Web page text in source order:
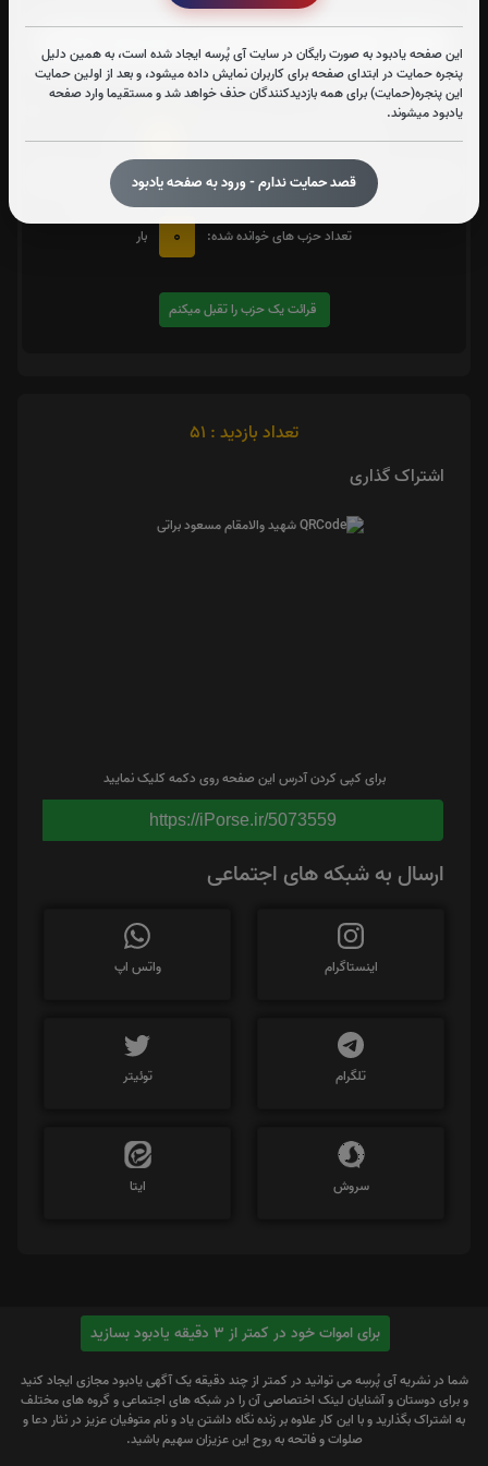
این صفحه یادبود به صورت رایگان در سایت آی پُرسه ایجاد شده است، به همین دلیل
پنجره حمایت در ابتدای صفحه برای کاربران نمایش داده میشود، و بعد از اولین حمایت
این پنجره(حمایت) برای همه بازدیدکنندگان حذف خواهد شد و مستقیما وارد صفحه
یادبود میشوند.
قصد حمایت ندارم - ورود به صفحه یادبود
زیارت شهدا
متن زیارت شهدا
تعداد دفعات ختم کل قرآن: 0 بار
در صورت تمایل با کلیک بر روی دکمه زیر قرائتیک حزبرا تقبل کنید. بعد از کلیک
کردن سامانه شماره و صوت اولین حزب خوانده نشده را نمایش میدهد
تعداد حزب های خوانده شده:
0 بار
قرائت یک حزب را تقبل میکنم
تعداد بازدید : 51
اشتراک گذاری
برای کپی کردن آدرس این صفحه روی دکمه کلیک نمایید
https://iPorse.ir/5073559
ارسال به شبکه های اجتماعی
اینستاگرام واتس اپ
تلگرام توئیتر
سروش ایتا
برای اموات خود در کمتر از 3 دقیقه یادبود بسازید
شما در نشریه آی پُرسِه می توانید در کمتر از چند دقیقه یک آگهی یادبود مجازی ایجاد کنید
و برای دوستان و آشنایان لینک اختصاصی آن را در شبکه های اجتماعی و گروه های مختلف
به اشتراک بگذارید و با این کار علاوه بر زنده نگاه داشتن یاد و نام متوفیان عزیز در نثار دعا و
صلوات و فاتحه به روح این عزیزان سهیم باشید.